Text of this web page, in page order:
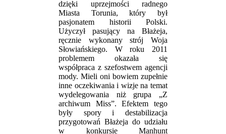
dzięki uprzejmości radnego
Miasta Torunia, który był
pasjonatem historii Polski.
Użyczył pasujący na Błażeja,
ręcznie wykonany strój Woja
Słowiańskiego. W roku 2011
problemem okazała się
współpraca z szefostwem agencji
mody. Mieli oni bowiem zupełnie
inne oczekiwania i wizje na temat
wydelegowania niż grupa „Z
archiwum Miss”. Efektem tego
były spory i destabilizacja
przygotowań Błażeja do udziału
w konkursie Manhunt